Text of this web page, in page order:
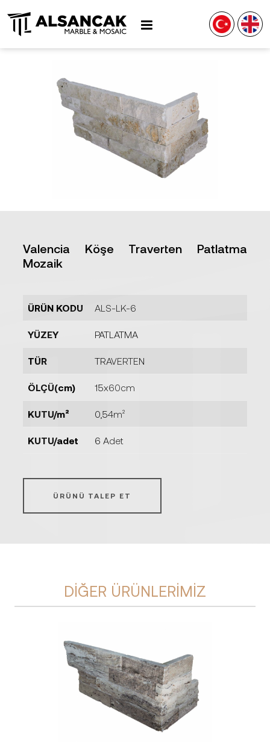
Valencia Köşe Traverten Patlatma
Mozaik
ÜRÜN KODU ALS-LK-6
YÜZEY PATLATMA
TÜR TRAVERTEN
ÖLÇÜ(cm) 15x60cm
KUTU/m² 0,54m²
KUTU/adet 6 Adet
ÜRÜNÜ TALEP ET
DIĞER ÜRÜNLERIMIZ